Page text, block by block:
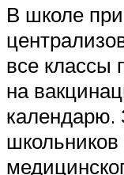
В школе
все классы
на
календарю.
школьников